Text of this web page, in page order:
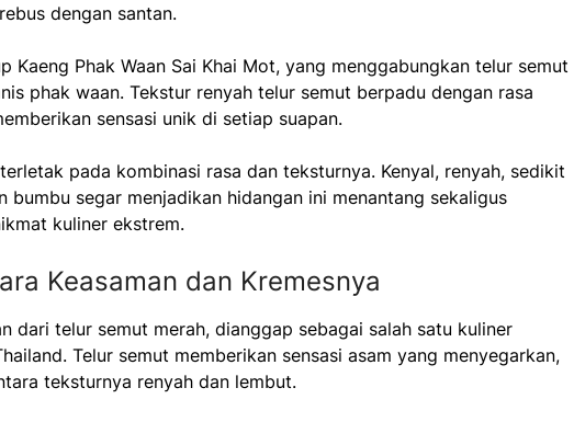
dengan santan.
Kaeng Phak Waan Sai Khai Mot, yang menggabungkan telur semut
phak waan. Tekstur renyah telur semut berpadu dengan rasa
sensasi unik di setiap suapan.
pada kombinasi rasa dan teksturnya. Kenyal, renyah, sedikit
bumbu segar menjadikan hidangan ini menantang sekaligus
kuliner ekstrem.
Keasaman dan Kremesnya
dari telur semut merah, dianggap sebagai salah satu kuliner
Telur semut memberikan sensasi asam yang menyegarkan,
teksturnya renyah dan lembut.